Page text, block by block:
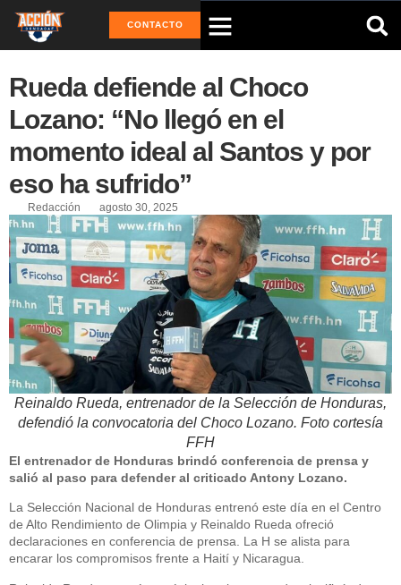
CONTACTO
Rueda defiende al Choco
Lozano: “No llegó en el
momento ideal al Santos y por
eso ha sufrido”
Redacción agosto 30, 2025
Reinaldo Rueda, entrenador de la Selección de Honduras,
defendió la convocatoria del Choco Lozano. Foto cortesía
FFH
El entrenador de Honduras brindó conferencia de prensa y
salió al paso para defender al criticado Antony Lozano.
La Selección Nacional de Honduras entrenó este día en el Centro
de Alto Rendimiento de Olimpia y Reinaldo Rueda ofreció
declaraciones en conferencia de prensa. La H se alista para
encarar los compromisos frente a Haití y Nicaragua.